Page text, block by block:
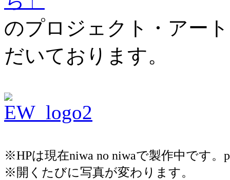
のプロジェクト・アー
だいております。
※HPは現在niwa no niwaで製作中です
※開くたびに写真が変わります。